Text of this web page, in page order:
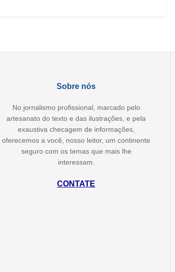
Sobre nós
No jornalismo profissional, marcado pelo
artesanato do texto e das ilustrações, e pela
exaustiva checagem de informações,
oferecemos a você, nosso leitor, um continente
seguro com os temas que mais lhe
interessam.
CONTATE